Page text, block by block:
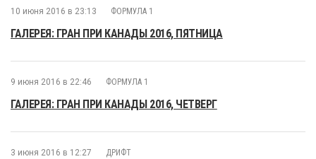
10 июня 2016 в 23:13 ФОРМУЛА 1
ГАЛЕРЕЯ: ГРАН ПРИ КАНАДЫ 2016, ПЯТНИЦА
9 июня 2016 в 22:46 ФОРМУЛА 1
ГАЛЕРЕЯ: ГРАН ПРИ КАНАДЫ 2016, ЧЕТВЕРГ
3 июня 2016 в 12:27 ДРИФТ